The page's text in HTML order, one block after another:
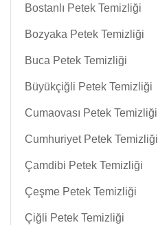
Bostanlı Petek Temizliği
Bozyaka Petek Temizliği
Buca Petek Temizliği
Büyükçiğli Petek Temizliği
Cumaovası Petek Temizliği
Cumhuriyet Petek Temizliği
Çamdibi Petek Temizliği
Çeşme Petek Temizliği
Çiğli Petek Temizliği